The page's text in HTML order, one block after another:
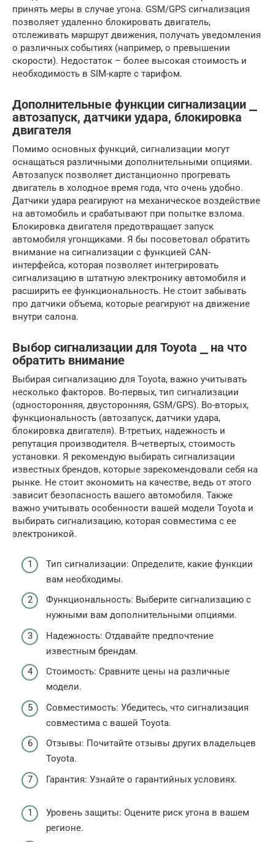
принять меры в случае угона. GSM/GPS сигнализация
позволяет удаленно блокировать двигатель,
отслеживать маршрут движения, получать уведомления
о различных событиях (например, о превышении
скорости). Недостаток – более высокая стоимость и
необходимость в SIM-карте с тарифом.
Дополнительные функции сигнализации ⎯
автозапуск, датчики удара, блокировка
двигателя
Помимо основных функций, сигнализации могут
оснащаться различными дополнительными опциями.
Автозапуск позволяет дистанционно прогревать
двигатель в холодное время года, что очень удобно.
Датчики удара реагируют на механическое воздействие
на автомобиль и срабатывают при попытке взлома.
Блокировка двигателя предотвращает запуск
автомобиля угонщиками. Я бы посоветовал обратить
внимание на сигнализации с функцией CAN-
интерфейса, которая позволяет интегрировать
сигнализацию в штатную электронику автомобиля и
расширить ее функциональность. Не стоит забывать
про датчики объема, которые реагируют на движение
внутри салона.
Выбор сигнализации для Toyota ⎯ на что
обратить внимание
Выбирая сигнализацию для Toyota, важно учитывать
несколько факторов. Во-первых, тип сигнализации
(односторонняя, двусторонняя, GSM/GPS). Во-вторых,
функциональность (автозапуск, датчики удара,
блокировка двигателя). В-третьих, надежность и
репутация производителя. В-четвертых, стоимость
установки. Я рекомендую выбирать сигнализации
известных брендов, которые зарекомендовали себя на
рынке. Не стоит экономить на качестве, ведь от этого
зависит безопасность вашего автомобиля. Также
важно учитывать особенности вашей модели Toyota и
выбирать сигнализацию, которая совместима с ее
электроникой.
Тип сигнализации: Определите, какие функции
вам необходимы.
Функциональность: Выберите сигнализацию с
нужными вам дополнительными опциями.
Надежность: Отдавайте предпочтение
известным брендам.
Стоимость: Сравните цены на различные
модели.
Совместимость: Убедитесь, что сигнализация
совместима с вашей Toyota.
Отзывы: Почитайте отзывы других владельцев
Toyota.
Гарантия: Узнайте о гарантийных условиях.
Уровень защиты: Оцените риск угона в вашем
регионе.